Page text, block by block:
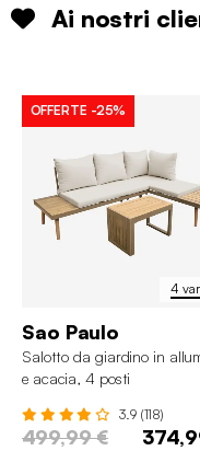
Ai nostri
4
OFFERTE -25%
Sao Paulo
Salotto da giardino in
e acacia, 4 posti
3.9 (118)
499,99 €